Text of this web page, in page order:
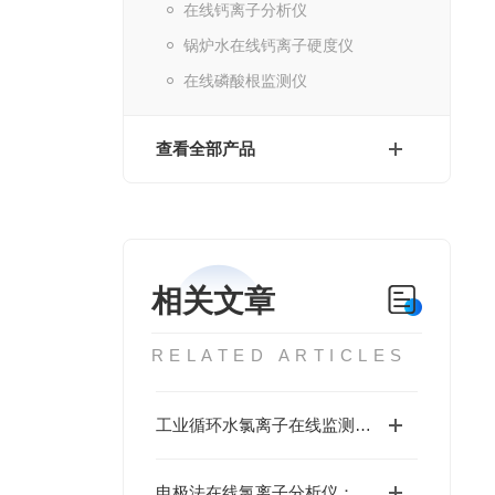
在线钙离子分析仪
锅炉水在线钙离子硬度仪
在线磷酸根监测仪
查看全部产品
相关文章
RELATED ARTICLES
工业循环水氯离子在线监测仪选型要点全解析